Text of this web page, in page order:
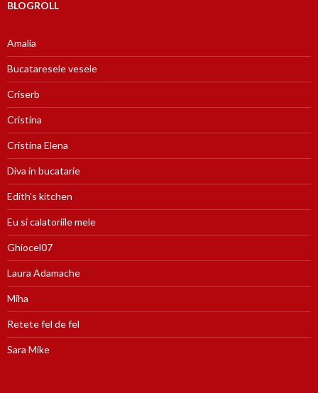
BLOGROLL
Amalia
Bucataresele vesele
Criserb
Cristina
Cristina Elena
Diva in bucatarie
Edith's kitchen
Eu si calatoriile mele
Ghiocel07
Laura Adamache
Miha
Retete fel de fel
Sara Mike